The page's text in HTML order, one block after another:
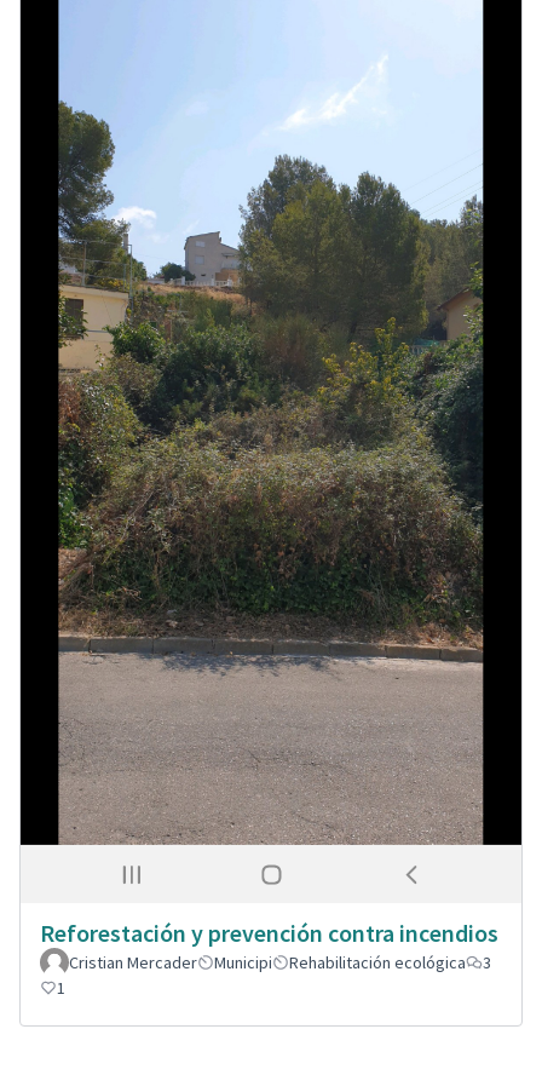
Reforestación y prevención contra incendios
Cristian Mercader Municipi Rehabilitación ecológica
3
1